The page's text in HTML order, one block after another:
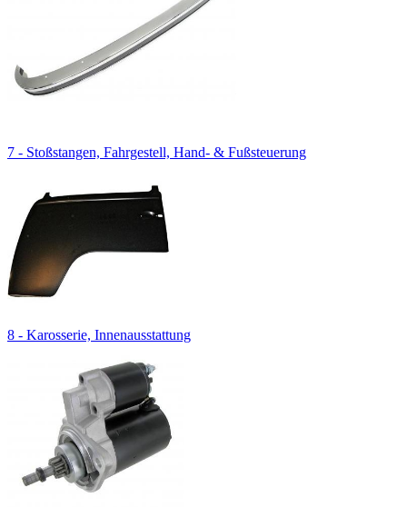
7 - Stoßstangen, Fahrgestell, Hand- & Fußsteuerung
8 - Karosserie, Innenausstattung